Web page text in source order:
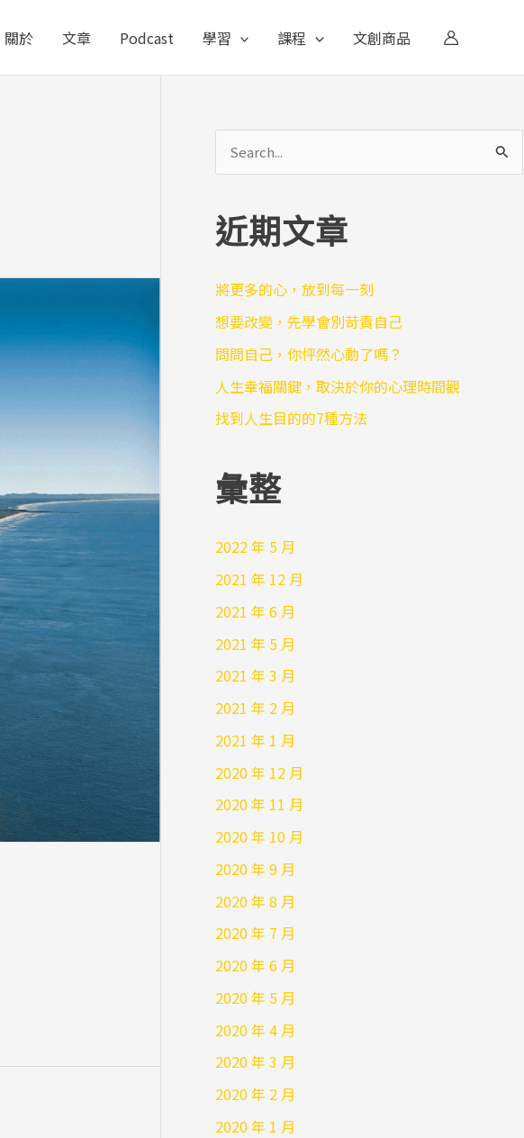
關於 文章 Podcast 學習 課程 文創商品
鍵
:
近期文章
將更多的心，放到每一刻
想要改變，先學會別苛責自己
問問自己，你怦然心動了嗎？
人生幸福關鍵，取決於你的心理時間觀
找到人生目的的7種方法
彙整
2022 年 5 月
2021 年 12 月
2021 年 6 月
2021 年 5 月
2021 年 3 月
2021 年 2 月
2021 年 1 月
2020 年 12 月
2020 年 11 月
2020 年 10 月
2020 年 9 月
2020 年 8 月
2020 年 7 月
2020 年 6 月
2020 年 5 月
2020 年 4 月
2020 年 3 月
2020 年 2 月
2020 年 1 月